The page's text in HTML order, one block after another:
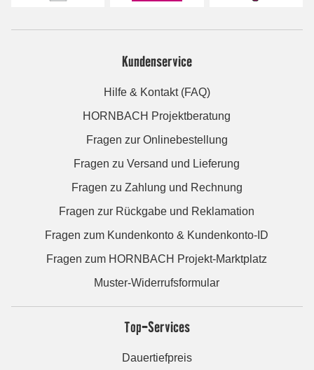
Kundenservice
Hilfe & Kontakt (FAQ)
HORNBACH Projektberatung
Fragen zur Onlinebestellung
Fragen zu Versand und Lieferung
Fragen zu Zahlung und Rechnung
Fragen zur Rückgabe und Reklamation
Fragen zum Kundenkonto & Kundenkonto-ID
Fragen zum HORNBACH Projekt-Marktplatz
Muster-Widerrufsformular
Top-Services
Dauertiefpreis